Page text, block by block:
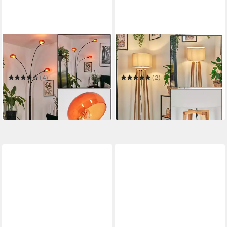
HOFSTEIN
Stehlampe Stehlampe aus
Metall in Schwarz/Orange im
Retro/Vintage-Design
(4)
99,99 € UVP129,90 €
-23%
in 3-4 Werktagen bei dir
HOFSTEIN
Stehlampe Stehlampe aus
Holz/Metall im
skandinavischen Design
(2)
79,99 € 104,90 €
-24%
in 3-4 Werktagen bei dir